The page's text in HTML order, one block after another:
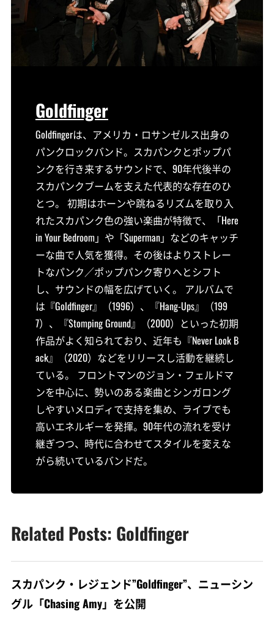
Goldfinger
Goldfingerは、アメリカ・ロサンゼルス出身の
パンクロックバンド。スカパンクとポップパ
ンクを行き来するサウンドで、90年代後半の
スカパンクブームを支えた代表的な存在のひ
とつ。 初期はホーンや跳ねるリズムを取り入
れたスカパンク色の強い楽曲が特徴で、「Here
in Your Bedroom」や「Superman」などのキャッチ
ーな曲で人気を獲得。その後はよりストレー
トなパンク／ポップパンク寄りへとシフト
し、サウンドの幅を広げていく。 アルバムで
は『Goldfinger』（1996）、『Hang-Ups』（199
7）、『Stomping Ground』（2000）といった初期
作品がよく知られており、近年も『Never Look B
ack』（2020）などをリリースし活動を継続し
ている。 フロントマンのジョン・フェルドマ
ンを中心に、勢いのある楽曲とシンガロング
しやすいメロディで支持を集め、ライブでも
高いエネルギーを発揮。90年代の流れを受け
継ぎつつ、時代に合わせてスタイルを変えな
がら続いているバンドだ。
Related Posts: Goldfinger
スカパンク・レジェンド”Goldfinger”、ニューシン
グル「Chasing Amy」を公開